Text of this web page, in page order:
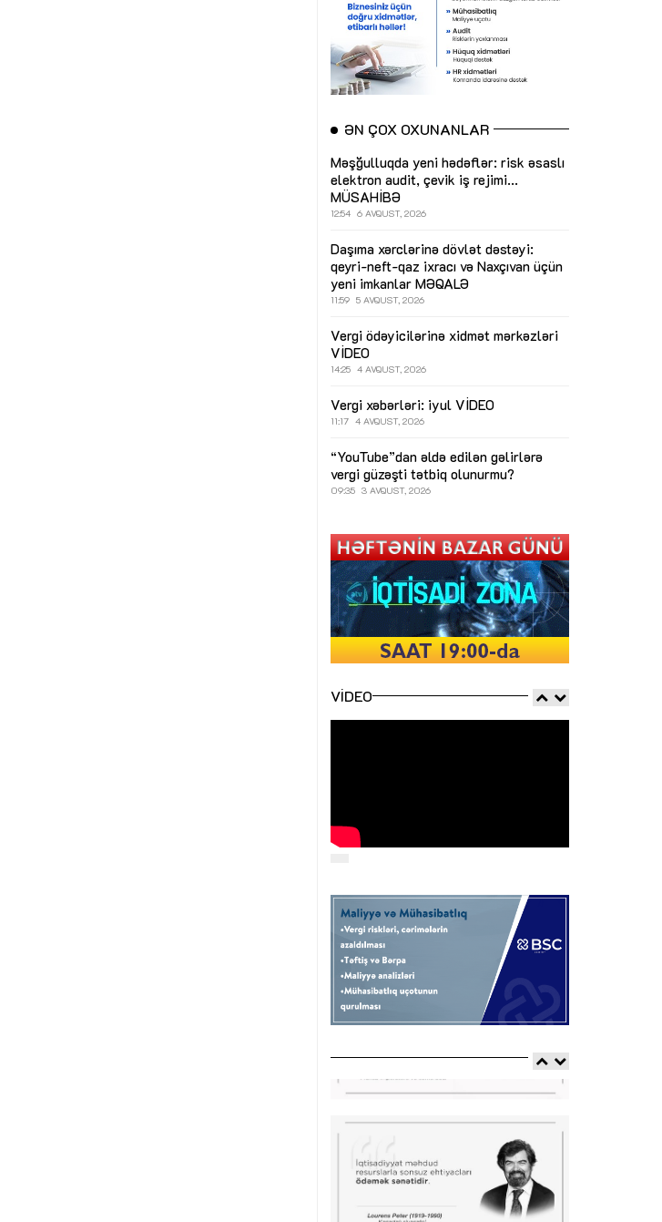
ƏN ÇOX OXUNANLAR
Məşğulluqda yeni hədəflər: risk əsaslı
elektron audit, çevik iş rejimi...
MÜSAHİBƏ
12:54 6 AVQUST, 2026
Daşıma xərclərinə dövlət dəstəyi:
qeyri-neft-qaz ixracı və Naxçıvan üçün
yeni imkanlar MƏQALƏ
11:59 5 AVQUST, 2026
Vergi ödəyicilərinə xidmət mərkəzləri
VİDEO
14:25 4 AVQUST, 2026
Vergi xəbərləri: iyul VİDEO
11:17 4 AVQUST, 2026
“YouTube”dan əldə edilən gəlirlərə
vergi güzəşti tətbiq olunurmu?
09:35 3 AVQUST, 2026
VIDEO